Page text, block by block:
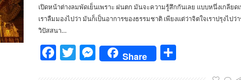
เปิดหน้าต่างลมพัดเย็นเพราะ ฝนตก มันจะความรู้สึกกันเลย แบบหนึ่งเกลีย
เราลืมมองไปว่า มันก็เป็นอาการของธรรมชาติ เพียงแต่ว่าจิตใจเราปรุงไ
วิปัสสนา…
Facebook
Twitter
Messenger
Share